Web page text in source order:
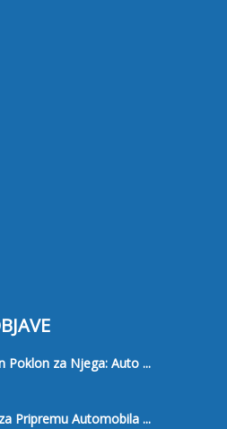
Poklon za Njega: Auto ...
Pripremu Automobila ...